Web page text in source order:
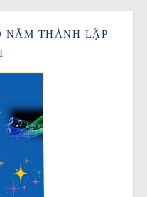
NĂM THÀNH LẬP